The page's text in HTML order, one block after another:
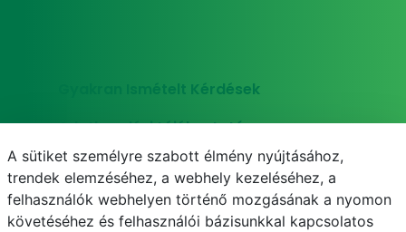
Gyakran Ismételt Kérdések
Adatkezelési tájékoztató
Süti (cookie) tájékoztató
A sütiket személyre szabott élmény nyújtásához,
trendek elemzéséhez, a webhely kezeléséhez, a
felhasználók webhelyen történő mozgásának a nyomon
követéséhez és felhasználói bázisunkkal kapcsolatos